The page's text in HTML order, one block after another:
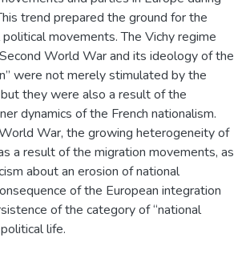
trend prepared the ground for the
movements. The Vichy regime
World War and its ideology of the
were not merely stimulated by the
they were also a result of the
dynamics of the French nationalism.
War, the growing heterogeneity of
a result of the migration movements, as
about an erosion of national
of the European integration
of the category of “national
life.